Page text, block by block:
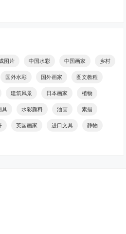
图片 中国水彩 中国画家 乡村
国外水彩 国外画家 图文教程
建筑风景 日本画家 植物
具 水彩颜料 油画 素描
英国画家 进口文具 静物